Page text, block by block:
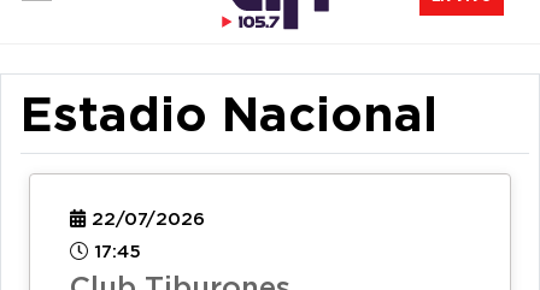
Estadio Nacional
22/07/2026
17:45